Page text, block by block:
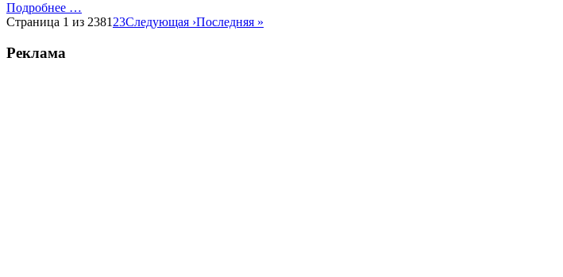
Подробнее …
Страница 1 из 2381 23Следующая ›Последняя »
Реклама